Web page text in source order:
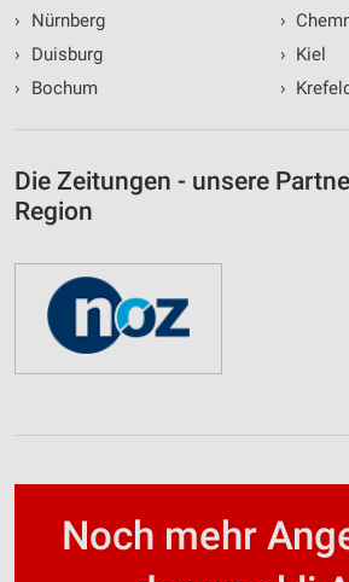
›
Nürnberg
›
Duisburg
›
Bochum
›
› Kiel
›
Die Zeitungen - unsere
Region
Noch mehr